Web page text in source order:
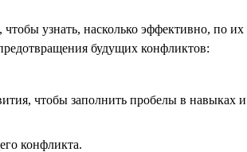
узнать, насколько эффективно, по
будущих конфликтов:
чтобы заполнить пробелы в навыках
конфликта.